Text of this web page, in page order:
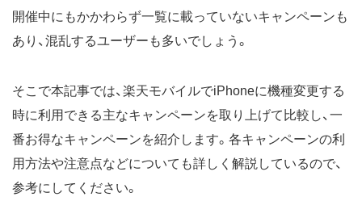
開催中にもかかわらず一覧に載っていないキャンペーンも
あり、混乱するユーザーも多いでしょう。
そこで本記事では、楽天モバイルでiPhoneに機種変更する
時に利用できる主なキャンペーンを取り上げて比較し、一
番お得なキャンペーンを紹介します。各キャンペーンの利
用方法や注意点などについても詳しく解説しているので、
参考にしてください。